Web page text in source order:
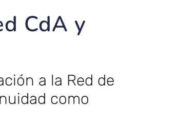
CdA y
a la Red de
como